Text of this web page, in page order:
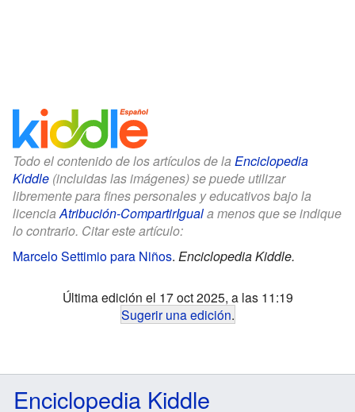
Todo el contenido de los artículos de la Enciclopedia
Kiddle (incluidas las imágenes) se puede utilizar
libremente para fines personales y educativos bajo la
licenciaAtribución-CompartirIguala menos que se indique
lo contrario. Citar este artículo:
Marcelo Settimio para Niños. Enciclopedia Kiddle.
Última edición el 17 oct 2025, a las 11:19
Sugerir una edición.
Enciclopedia Kiddle